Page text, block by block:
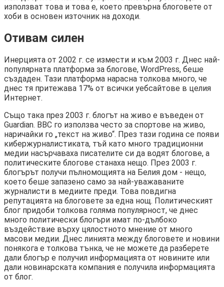
използват това и това е, което превърна блоговете от
хоби в основен източник на доходи.
Отивам силен
Инерцията от 2002 г. се измести и към 2003 г. Днес най-
популярната платформа за блогове, WordPress, беше
създаден. Тази платформа нарасна толкова много, че
днес тя притежава 17% от всички уебсайтове в целия
Интернет.
Също така през 2003 г. блогът на живо е въведен от
Guardian. BBC го използва често за спортове на живо,
наричайки го „текст на живо“. През тази година се появи
кибержурналистиката, тъй като много традиционни
медии насърчаваха писателите си да водят блогове, а
политическите блогове станаха нещо. През 2003 г.
блогърът получи пълномощията на Белия дом - нещо,
което беше запазено само за най-уважаваните
журналисти в медиите преди. Това повдигна
репутацията на блоговете за една нощ. Политическият
блог придоби толкова голяма популярност, че днес
много политически блогъри имат по-дълбоко
въздействие върху цялостното мнение от много
масови медии. Днес линията между блоговете и новини
понякога е толкова тънка, че не можете да разберете
дали блогър е получил информацията от новините или
дали новинарската компания е получила информацията
от блог.